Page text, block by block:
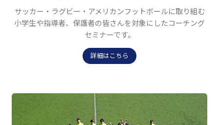
サッカー・ラグビー・アメリカンフットボールに取り組む
小学生や指導者、保護者の皆さんを対象にしたコーチング
セミナーです。
詳細はこちら